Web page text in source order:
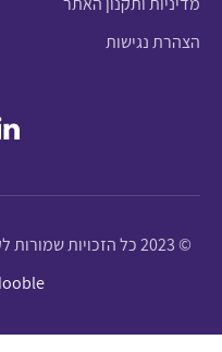
הצהרת נגישות
© 2023 כל הזכויות שמורות לקנט - קרן לביטוח נזקי טבע בחקלאות